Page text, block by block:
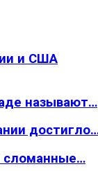
и США
называют…
сломанные…